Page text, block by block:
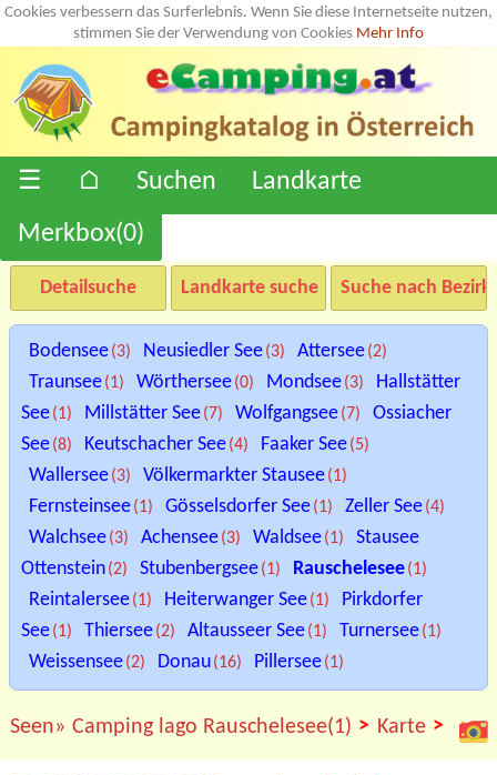
Cookies verbessern das Surferlebnis. Wenn Sie diese Internetseite nutzen,
stimmen Sie der Verwendung von Cookies Mehr Info
☰ ⌂ Suchen
Landkarte
Merkbox(0)
Detailsuche Landkarte suche Suche nach
Bodensee(3) Neusiedler See(3) Attersee(2)
Traunsee(1) Wörthersee(0) Mondsee(3)
Hallstätter
See(1) Millstätter See(7) Wolfgangsee(7)
Ossiacher
See(8) Keutschacher See(4) Faaker See(5)
Wallersee(3) Völkermarkter Stausee(1)
Fernsteinsee(1) Gösselsdorfer See(1) Zeller See(4)
Walchsee(3) Achensee(3) Waldsee(1)
Stausee
Ottenstein(2) Stubenbergsee(1) Rauschelesee(1)
Reintalersee(1) Heiterwanger See(1)
Pirkdorfer
See(1) Thiersee(2) Altausseer See(1) Turnersee(1)
Weissensee(2) Donau(16) Pillersee(1)
Seen» Camping lago Rauschelesee(1) > Karte >